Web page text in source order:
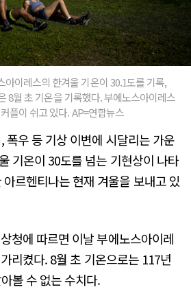
아이레스의 한겨울 기온이 30.1도를 기록,
8월 초 기온을 기록했다. 부에노스아이레스
플이 쉬고 있다. AP=연합뉴스
폭우 등 기상 이변에 시달리는 가운
기온이 30도를 넘는 기현상이 나타
르헨티나는 현재 겨울을 보내고 있
청에 따르면 이날 부에노스아이레
리켰다. 8월 초 기온으로는 117년
볼 수 없는 수치다.